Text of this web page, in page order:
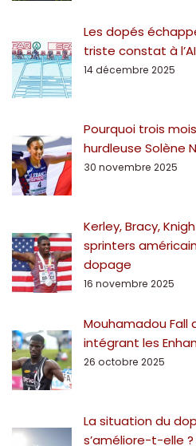
Les dopés
triste constat à
14 décembre 2025
Pourquoi trois
hurdleuse Solène
30 novembre 2025
Kerley, Bracy,
sprinters
dopage
16 novembre 2025
Mouhamadou Fall
intégrant les
26 octobre 2025
La situation du
s’améliore-t-elle ?